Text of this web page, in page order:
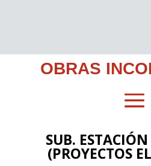
OBRAS
SUB.
(PROYECTOS